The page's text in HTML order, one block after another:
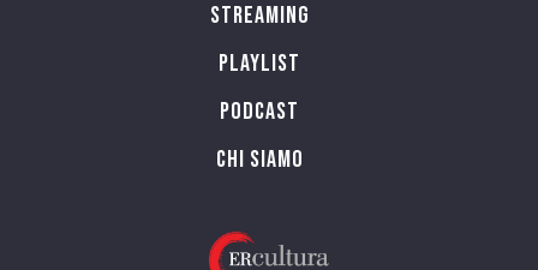
Streaming
Playlist
PODCAST
Chi siamo